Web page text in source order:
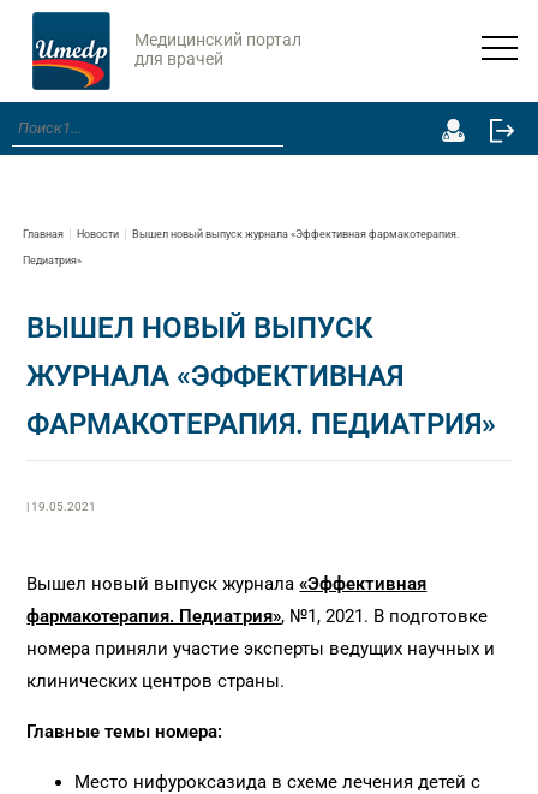
Медицинский портал
для врачей
Главная Новости Вышел новый выпуск журнала «Эффективная фармакотерапия.
Педиатрия»
ВЫШЕЛ НОВЫЙ ВЫПУСК
ЖУРНАЛА «ЭФФЕКТИВНАЯ
ФАРМАКОТЕРАПИЯ. ПЕДИАТРИЯ»
| 19.05.2021
Вышел новый выпуск журнала«Эффективная
фармакотерапия. Педиатрия», №1, 2021. В подготовке
номера приняли участие эксперты ведущих научных и
клинических центров страны.
Главные темы номера:
Место нифуроксазида в схеме лечения детей с